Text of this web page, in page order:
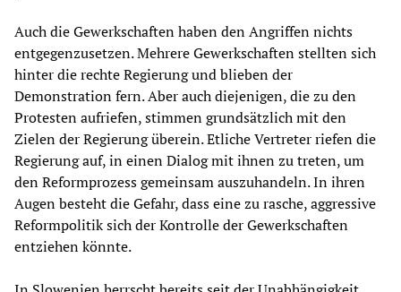
Auch die Gewerkschaften haben den Angriffen nichts
entgegenzusetzen. Mehrere Gewerkschaften stellten sich
hinter die rechte Regierung und blieben der
Demonstration fern. Aber auch diejenigen, die zu den
Protesten aufriefen, stimmen grundsätzlich mit den
Zielen der Regierung überein. Etliche Vertreter riefen die
Regierung auf, in einen Dialog mit ihnen zu treten, um
den Reformprozess gemeinsam auszuhandeln. In ihren
Augen besteht die Gefahr, dass eine zu rasche, aggressive
Reformpolitik sich der Kontrolle der Gewerkschaften
entziehen könnte.